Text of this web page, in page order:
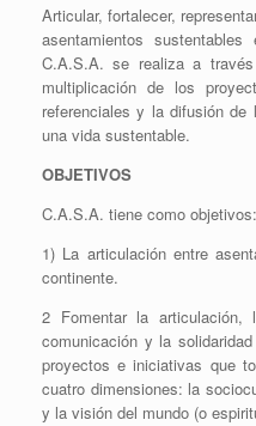
Articular, fortalecer,
asentamientos
C.A.S.A. se realiza a
multiplicación de los
referenciales y la difusión
una vida sustentable.
OBJETIVOS
C.A.S.A. tiene como objetivos:
1) La articulación entre
continente.
2 Fomentar la articulación,
comunicación y la
proyectos e iniciativas que
cuatro dimensiones: la
y la visión del mundo (o